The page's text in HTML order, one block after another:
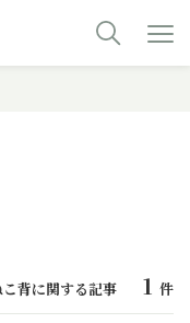
背に関する記事 1 件